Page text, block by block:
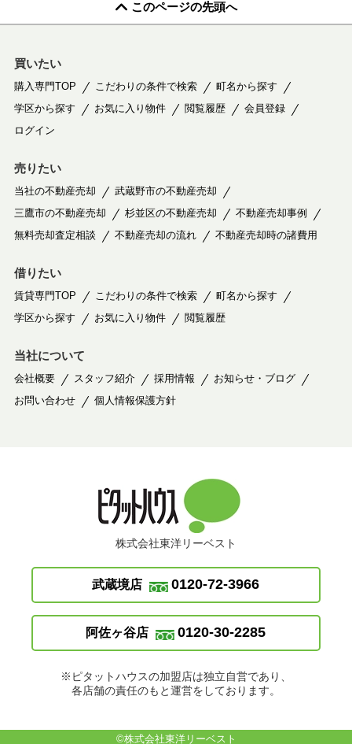
このページの先頭へ
買いたい
購入専門TOP こだわりの条件で検索
町名から探す
学区から探す
お気に入り物件 閲覧履歴
会員登録
ログイン
売りたい
当社の不動産売却
武蔵野市の不動産売却
三鷹市の不動産売却
杉並区の不動産売却
不動産売却事例
無料売却査定相談
不動産売却の流れ 不動産売却時の諸費用
借りたい
賃貸専門TOP こだわりの条件で検索
町名から探す
学区から探す
お気に入り物件 閲覧履歴
当社について
会社概要 スタッフ紹介 採用情報
お知らせ・ブログ
お問い合わせ
個人情報保護方針
株式会社東洋リーベスト
武蔵境店 0120-72-3966
阿佐ヶ谷店 0120-30-2285
※ピタットハウスの加盟店は独立自営であり、
各店舗の責任のもと運営をしております。
©株式会社東洋リーベスト